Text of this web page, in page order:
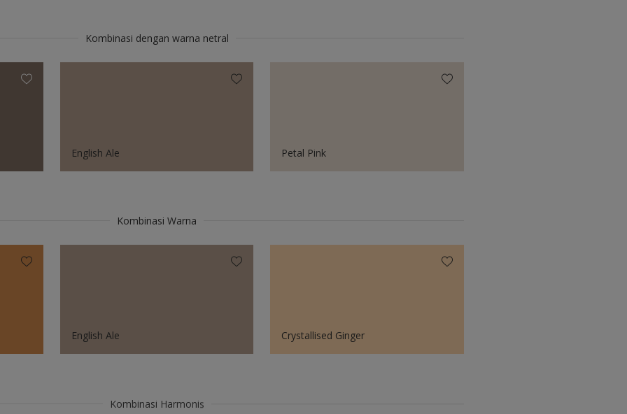
Kombinasi dengan warna netral
English Ale Petal Pink
Kombinasi Warna
English Ale Crystallised Ginger
Kombinasi Harmonis